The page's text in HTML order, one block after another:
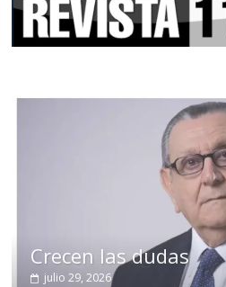
Crecen las dudas
julio 29, 2026